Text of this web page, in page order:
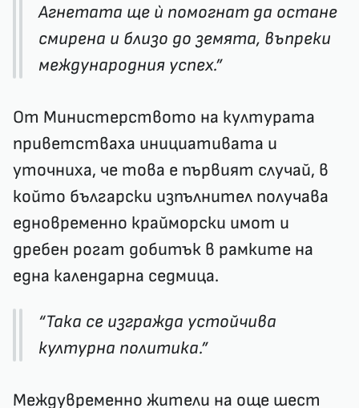
Агнетата ще ѝ помогнат да остане
смирена и близо до земята, въпреки
международния успех.”
От Министерството на културата
приветстваха инициативата и
уточниха, че това е първият случай, в
който български изпълнител получава
едновременно крайморски имот и
дребен рогат добитък в рамките на
една календарна седмица.
“Така се изгражда устойчива
културна политика.”
Междувременно жители на още шест